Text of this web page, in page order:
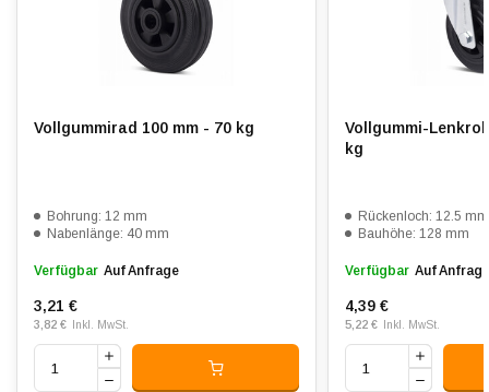
Passend für: Glatte bis unebene Böden
Vollgummirad 100 mm - 70 kg
Bohrung: 12 mm
Nabenlänge: 40 mm
Verfügbar Auf Anfrage
3,21 €
3,82 € Inkl. MwSt.
Vollgummi-
kg
Rückenloch: 12.5 mm
Bauhöhe: 128 mm
Verfügbar Auf
4,39 €
5,22 € Inkl. MwSt.